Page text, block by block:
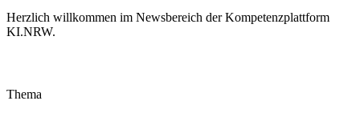
Herzlich will­kommen im News­be­reich der Kompetenzplattform
KI.NRW.
Thema